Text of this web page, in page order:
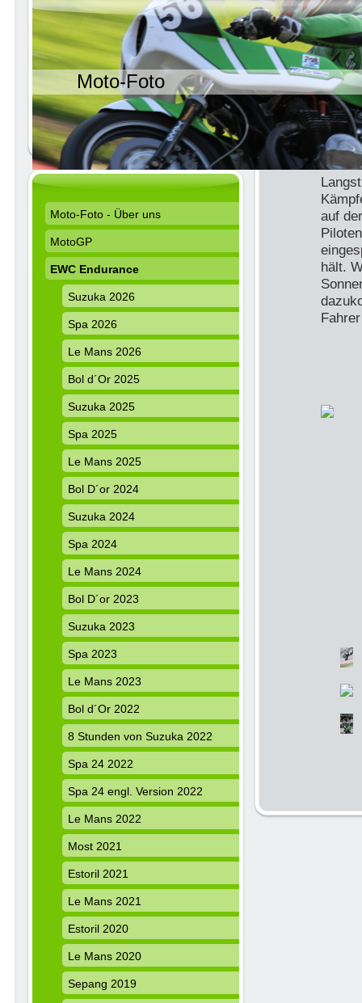
Moto-Foto
auf
hält.
Moto-Foto - Über uns
MotoGP
EWC Endurance
Suzuka 2026
Spa 2026
Le Mans 2026
Bol d´Or 2025
Suzuka 2025
Spa 2025
Le Mans 2025
Bol D´or 2024
Suzuka 2024
Spa 2024
Le Mans 2024
Bol D´or 2023
Suzuka 2023
Spa 2023
Le Mans 2023
Bol d´Or 2022
8 Stunden von Suzuka 2022
Spa 24 2022
Spa 24 engl. Version 2022
Le Mans 2022
Most 2021
Estoril 2021
Le Mans 2021
Estoril 2020
Le Mans 2020
Sepang 2019